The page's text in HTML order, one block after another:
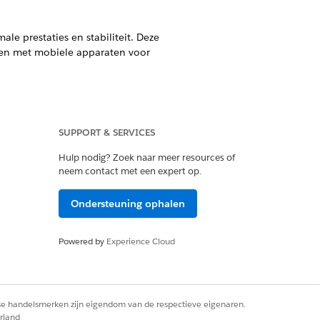
prestaties en stabiliteit. Deze
met mobiele apparaten voor
en iOS).
Android en iOS.
van verschillende factoren
SUPPORT & SERVICES
Hulp nodig? Zoek naar meer resources of
neem contact met een expert op.
Ondersteuning ophalen
Powered by Experience Cloud
handelsmerken zijn eigendom van de respectieve eigenaren.